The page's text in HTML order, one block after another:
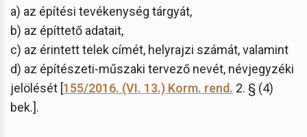
a) az építési tevékenység tárgyát,
b) az építtető adatait,
c) az érintett telek címét, helyrajzi számát, valamint
d) az építészeti-műszaki tervező nevét, névjegyzéki
jelölését [155/2016. (VI. 13.) Korm. rend. 2. § (4)
bek.].